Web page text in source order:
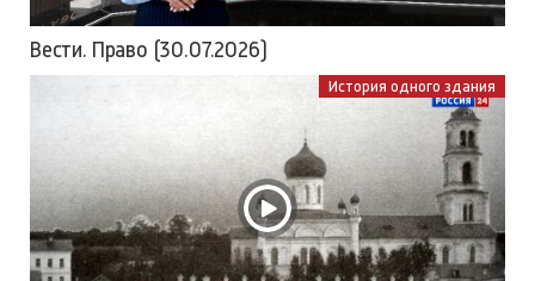
Вести. Право (30.07.2026)
История одного здания